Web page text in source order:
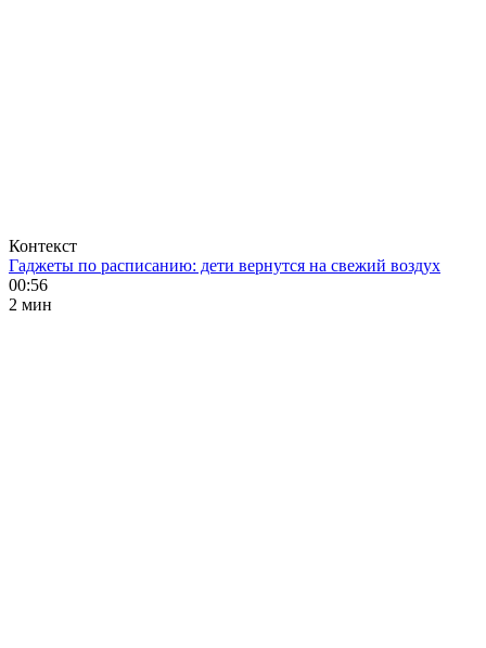
Контекст
Гаджеты по расписанию: дети вернутся на свежий воздух
00:56
2 мин